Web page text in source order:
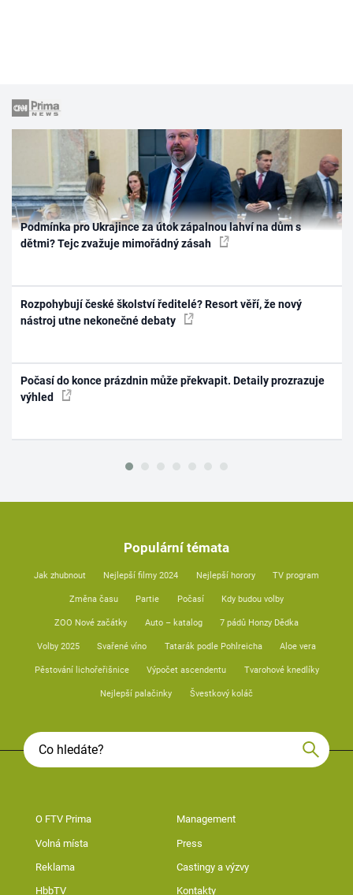
Podmínka pro Ukrajince za útok zápalnou lahví na dům s
dětmi? Tejc zvažuje mimořádný zásah
Rozpohybují české školství ředitelé? Resort věří, že nový
nástroj utne nekonečné debaty
Počasí do konce prázdnin může překvapit. Detaily prozrazuje
výhled
Populární témata
Jak zhubnout Nejlepší filmy 2024 Nejlepší horory TV program
Změna času Partie Počasí Kdy budou volby
ZOO Nové začátky Auto – katalog 7 pádů Honzy Dědka
Volby 2025 Svařené víno Tatarák podle Pohlreicha Aloe vera
Pěstování lichořeřišnice Výpočet ascendentu Tvarohové knedlíky
Nejlepší palačinky Švestkový koláč
O FTV Prima Management
Volná místa Press
Reklama Castingy a výzvy
HbbTV Kontakty